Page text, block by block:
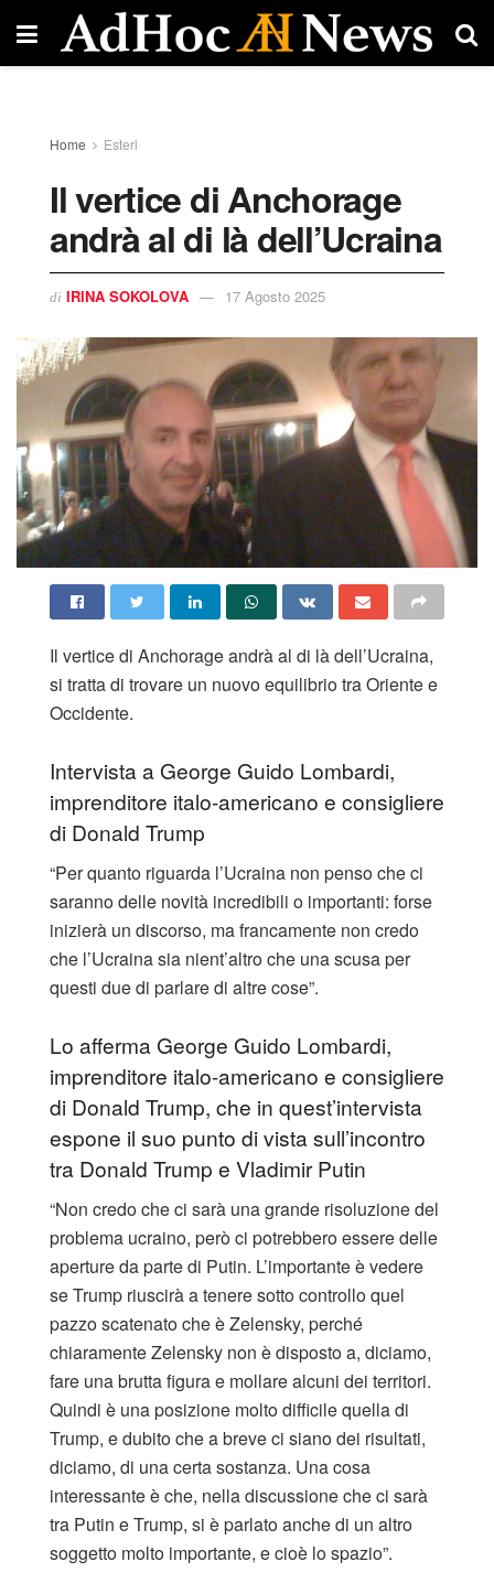
Home Esteri
Il vertice di Anchorage
andrà al di là dell’Ucraina
di IRINA SOKOLOVA 17 Agosto 2025
Il vertice di Anchorage andrà al di là dell’Ucraina,
si tratta di trovare un nuovo equilibrio tra Oriente e
Occidente.
Intervista a George Guido Lombardi,
imprenditore italo-americano e consigliere
di Donald Trump
“Per quanto riguarda l’Ucraina non penso che ci
saranno delle novità incredibili o importanti: forse
inizierà un discorso, ma francamente non credo
che l’Ucraina sia nient’altro che una scusa per
questi due di parlare di altre cose”.
Lo afferma George Guido Lombardi,
imprenditore italo-americano e consigliere
di Donald Trump, che in quest’intervista
espone il suo punto di vista sull’incontro
tra Donald Trump e Vladimir Putin
“Non credo che ci sarà una grande risoluzione del
problema ucraino, però ci potrebbero essere delle
aperture da parte di Putin. L’importante è vedere
se Trump riuscirà a tenere sotto controllo quel
pazzo scatenato che è Zelensky, perché
chiaramente Zelensky non è disposto a, diciamo,
fare una brutta figura e mollare alcuni dei territori.
Quindi è una posizione molto difficile quella di
Trump, e dubito che a breve ci siano dei risultati,
diciamo, di una certa sostanza. Una cosa
interessante è che, nella discussione che ci sarà
tra Putin e Trump, si è parlato anche di un altro
soggetto molto importante, e cioè lo spazio”.